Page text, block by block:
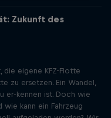
Zukunft des
die eigene KFZ-Flotte
zu ersetzen. Ein Wandel,
er-kennen ist. Doch wie
wie kann ein Fahrzeug